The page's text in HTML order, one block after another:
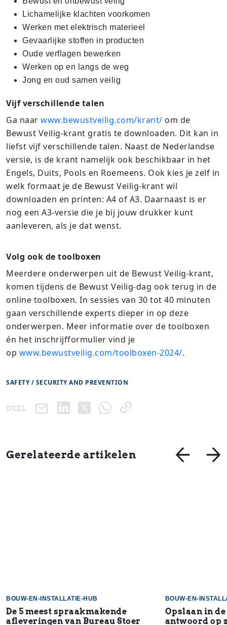
Lichamelijke klachten voorkomen
Werken met elektrisch materieel
Gevaarlijke stoffen in producten
Oude verflagen bewerken
Werken op en langs de weg
Jong en oud samen veilig
Vijf verschillende talen
Ga naar www.bewustveilig.com/krant/ om de
Bewust Veilig-krant gratis te downloaden. Dit kan in
liefst vijf verschillende talen. Naast de Nederlandse
versie, is de krant namelijk ook beschikbaar in het
Engels, Duits, Pools en Roemeens. Ook kies je zelf in
welk formaat je de Bewust Veilig-krant wil
downloaden en printen: A4 of A3. Daarnaast is er
nog een A3-versie die je bij jouw drukker kunt
aanleveren, als je dat wenst.
Volg ook de toolboxen
Meerdere onderwerpen uit de Bewust Veilig-krant,
komen tijdens de Bewust Veilig-dag ook terug in de
online toolboxen. In sessies van 30 tot 40 minuten
gaan verschillende experts dieper in op deze
onderwerpen. Meer informatie over de toolboxen
én het inschrijfformulier vind je
op www.bewustveilig.com/toolboxen-2024/.
SAFETY / SECURITY AND PREVENTION
DEEL
Gerelateerde artikelen
BOUW-EN-INSTALLATIE-HUB
De 5 meest spraakmakende
afleveringen van Bureau Stoer
BOUW-EN-
Opslaan in
antwoord op